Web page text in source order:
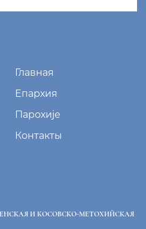
Главная
Епархия
Парохије
Контакты
И КОСОВСКО-МЕТОХИЙСКАЯ